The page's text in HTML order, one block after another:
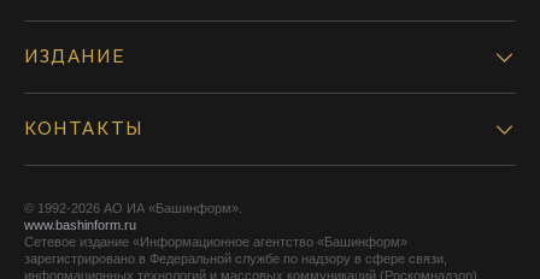
ИЗДАНИЕ
КОНТАКТЫ
© 1992-2026 АО ИА «Башинформ».
www.bashinform.ru
Сетевое издание «Информационное агентство «Башинформ»
зарегистрировано в Федеральной службе по надзору в сфере связи,
информационных технологий и массовых коммуникаций (Роскомнадзор),